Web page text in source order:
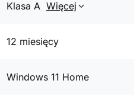
Klasa A Więcej
12 miesięcy
Windows 11 Home